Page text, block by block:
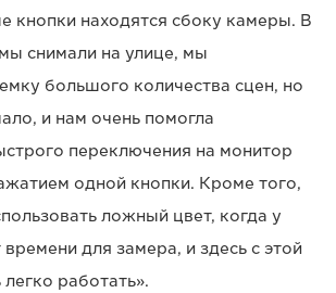
кнопки находятся сбоку камеры. В
снимали на улице, мы
большого количества сцен, но
и нам очень помогла
переключения на монитор
одной кнопки. Кроме того,
ложный цвет, когда у
времени для замера, и здесь с этой
работать».